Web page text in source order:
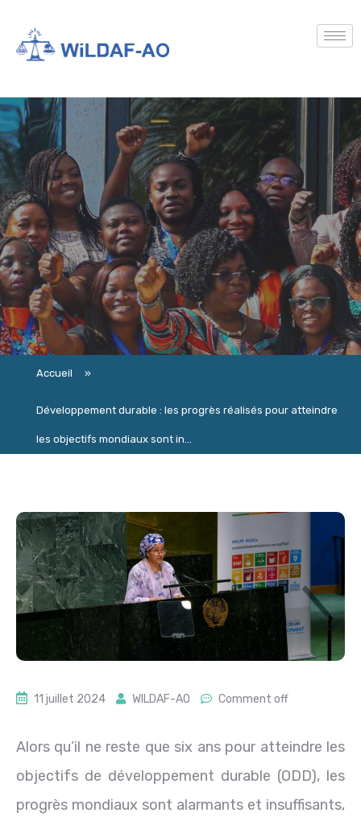
Accueil »
Développement durable : les progrès réalisés pour atteindre
les objectifs mondiaux sont in...
11 juillet 2024 WILDAF-AO Comment off
Alors qu’il ne reste que six ans pour atteindre les
objectifs de développement durable (ODD), les
progrès mondiaux sont alarmants et insuffisants,